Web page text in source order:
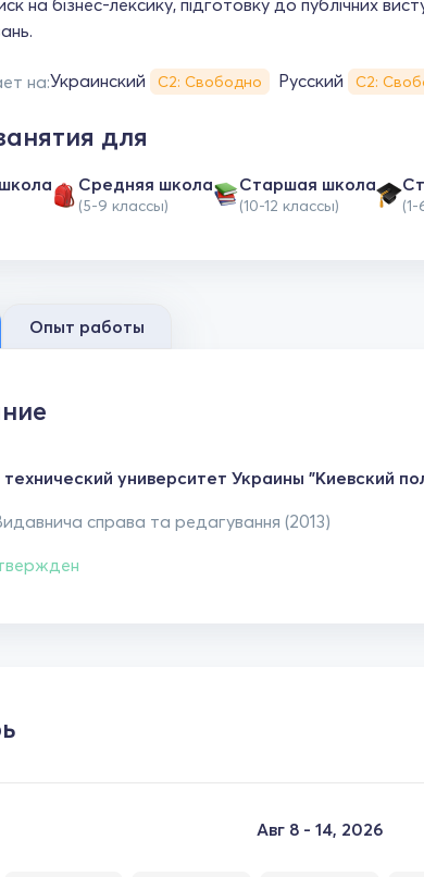
на бізнес-лексику, підготовку до публічних
на:Украинский С2: Свободно Русский С2:
для
Средняя школа
(5-9 классы)
Cтаршая школа
(10-12 классы)
Опыт работы
университет Украины "Киевский
справа та редагування (2013)
Авг 8 - 14, 2026